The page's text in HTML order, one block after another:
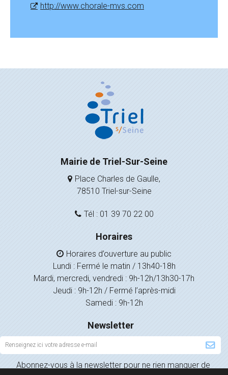
http://www.chorale-mvs.com
Mairie de Triel-Sur-Seine
Place Charles de Gaulle,
78510 Triel-sur-Seine
Tél : 01 39 70 22 00
Horaires
Horaires d’ouverture au public
Lundi : Fermé le matin / 13h40-18h
Mardi, mercredi, vendredi : 9h-12h/13h30-17h
Jeudi : 9h-12h / Fermé l’après-midi
Samedi : 9h-12h
Newsletter
Inscription
à
Abonnez-vous à la newsletter pour ne rien manquer de